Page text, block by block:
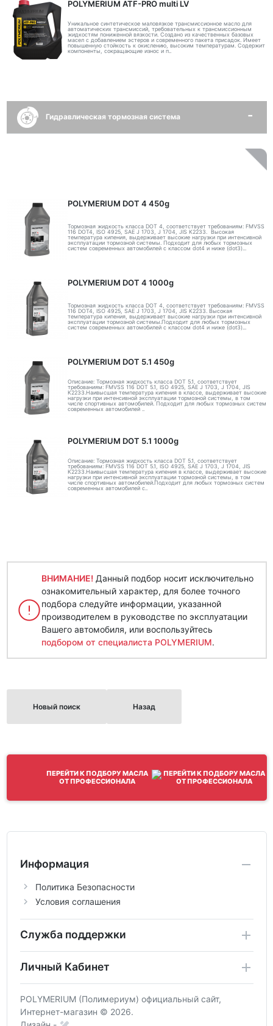
POLYMERIUM ATF-PRO multi LV
Уникальное синтетическое маловязкое трансмиссионное масло для
автоматических трансмиссий, требовательных к трансмиссионным
жидкостям пониженной вязкости. Создано из качественных базовых
масел с добавлением эстеров и современного пакета присадок. Имеет
повышенную стойкость к окислению, высоким температурам. Содержит
компоненты, сокращающие износ и п..
Гидравлическая тормозная система
POLYMERIUM DOT 4 450g
Тормозная жидкость класса DOT 4, соответствует требованиям: FMVSS
116 DOT4, ISO 4925, SAE J 1703, J 1704, JIS K2233. Высокая
температура кипения, выдерживает высокие нагрузки при интенсивной
эксплуатации тормозной системы. Подходит для любых тормозных
систем современных автомобилей с классом dot4 и ниже (dot3)...
POLYMERIUM DOT 4 1000g
Тормозная жидкость класса DOT 4, соответствует требованиям: FMVSS
116 DOT4, ISO 4925, SAE J 1703, J 1704, JIS K2233. Высокая
температура кипения, выдерживает высокие нагрузки при интенсивной
эксплуатации тормозной системы.Подходит для любых тормозных
систем современных автомобилей с классом dot4 и ниже (dot3)...
POLYMERIUM DOT 5.1 450g
Описание: Тормозная жидкость класса DOT 5.1, соответствует
требованиям: FMVSS 116 DOT 5.1, ISO 4925, SAE J 1703, J 1704, JIS
K2233.Наивысшая температура кипения в классе, выдерживает высокие
нагрузки при интенсивной эксплуатации тормозной системы, в том
числе спортивных автомобилей. Подходит для любых тормозных систем
современных автомобилей ..
POLYMERIUM DOT 5.1 1000g
Описание: Тормозная жидкость класса DOT 5.1, соответствует
требованиям: FMVSS 116 DOT 5.1, ISO 4925, SAE J 1703, J 1704, JIS
K2233.Наивысшая температура кипения в классе, выдерживает высокие
нагрузки при интенсивной эксплуатации тормозной системы, в том
числе спортивных автомобилей.Подходит для любых тормозных систем
современных автомобилей с..
ВНИМАНИЕ! Данный подбор носит исключительно
ознакомительный характер, для более точного
подбора следуйте информации, указанной
производителем в руководстве по эксплуатации
Вашего автомобиля, или воспользуйтесь
подбором от специалиста POLYMERIUM.
Новый поиск Назад
ПЕРЕЙТИ К ПОДБОРУ МАСЛА
ОТ ПРОФЕССИОНАЛА
Информация
Политика Безопасности
Условия соглашения
Служба поддержки
Личный Кабинет
POLYMERIUM (Полимериум) официальный сайт,
Интернет-магазин © 2026.